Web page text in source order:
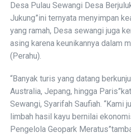
Desa Pulau Sewangi Desa
Jukung”ini ternyata menyimpan
yang ramah, Desa sewangi juga
asing karena keunikannya dalam
(Perahu).
“Banyak turis yang datang
Australia, Jepang, hingga
Sewangi, Syarifah Saufiah. “Kami
limbah hasil kayu bernilai
Pengelola Geopark